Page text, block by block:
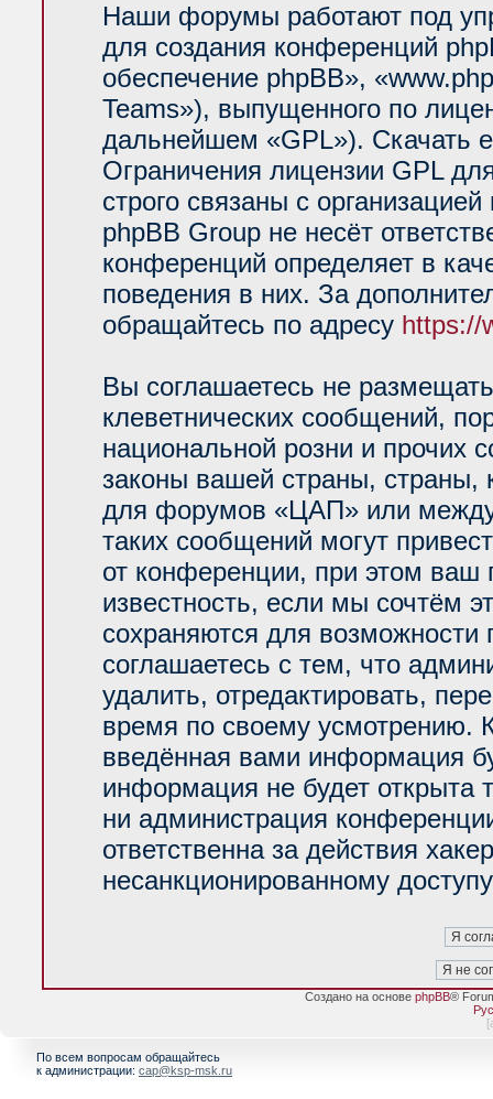
Наши форумы работают под
для создания конференций
обеспечение phpBB»,
Teams»), выпущенного по
дальнейшем «GPL»). Скачать
Ограничения лицензии GPL
строго связаны с
phpBB Group не несёт
конференций определяет в
поведения в них. За
обращайтесь по адресу https://
Вы соглашаетесь не
клеветнических сообщений,
национальной розни и прочих
законы вашей страны, страны,
для форумов «ЦАП» или
таких сообщений могут
от конференции, при этом ваш
известность, если мы сочтём
сохраняются для возможности
соглашаетесь с тем, что
удалить, отредактировать,
время по своему усмотрению.
введённая вами информация
информация не будет открыта
ни администрация
ответственна за действия
несанкционированному
Создано на основе phpBB®
[
По всем вопросам обращайтесь
к администрации: cap@ksp-msk.ru